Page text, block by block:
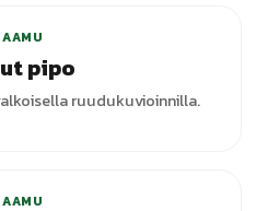
AAMU
pipo
ruudukuvioinnilla.
AAMU